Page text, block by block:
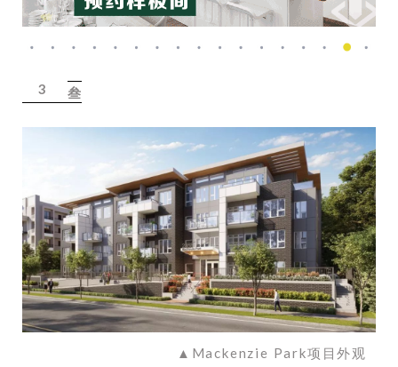
3 叁
▲Mackenzie Park项目外观